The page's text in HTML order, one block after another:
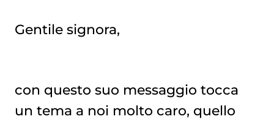
Gentile signora,
con questo suo messaggio tocca
un tema a noi molto caro, quello